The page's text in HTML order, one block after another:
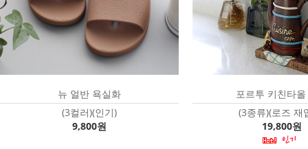
뉴 얼반 욕실화
(3컬러)(인기)
9,800원
포르투 키친타
(3종류)(로즈 재
19,800원